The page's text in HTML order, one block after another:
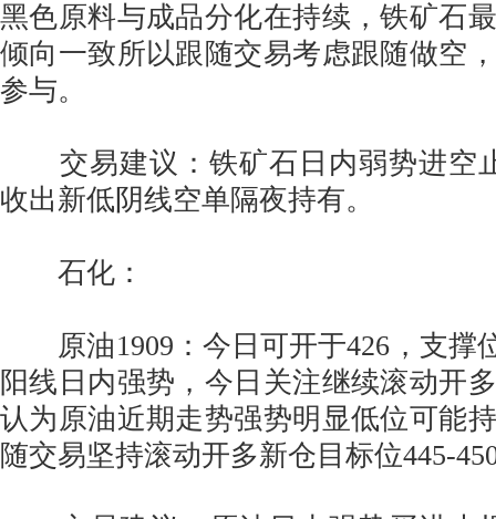
黑色原料与成品分化在持续，铁矿石
倾向一致所以跟随交易考虑跟随做空
参与。
交易建议：铁矿石日内弱势进空
收出新低阴线空单隔夜持有。
石化：
原油1909：今日可开于426，支撑
阳线日内强势，今日关注继续滚动开
认为原油近期走势强势明显低位可能
随交易坚持滚动开多新仓目标位445-